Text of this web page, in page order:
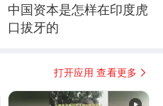
中国资本是怎样在印度虎
口拔牙的
打开应用 查看更多